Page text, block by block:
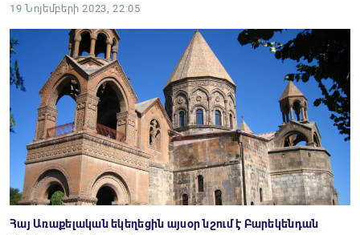
19 Նոյեմբերի 2023, 22:05
Հայ Առաքելական եկեղեցին այսօր նշում է Բարեկենդան